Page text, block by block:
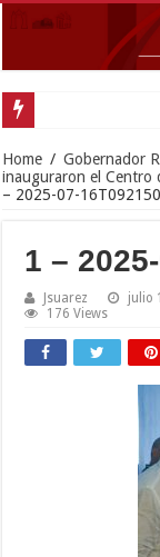
Home / Gobernador
inauguraron el Centro
– 2025-07-
1 –
Jsuarez julio
176 Views